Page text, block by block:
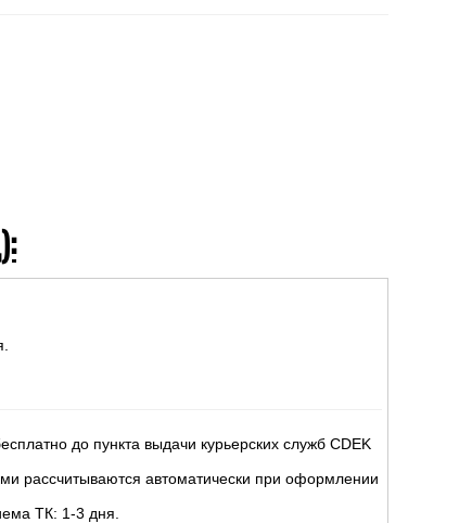
до пункта выдачи курьерских служб CDEK
рассчитываются автоматически при оформлении
ТК: 1-3 дня.